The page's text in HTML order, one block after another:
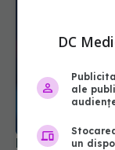
Probleme
copiii cu long-
26 feb 2025, 15:17
DC
ale
un